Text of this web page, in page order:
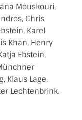
Mouskouri,
Chris
Karel
Khan, Henry
Ebstein,
Klaus Lage,
Lechtenbrink.